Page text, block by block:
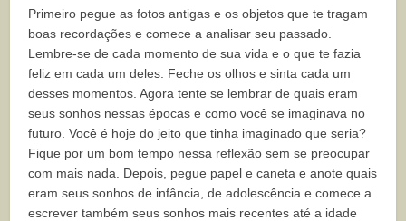
Primeiro pegue as fotos antigas e os objetos que te tragam
boas recordações e comece a analisar seu passado.
Lembre-se de cada momento de sua vida e o que te fazia
feliz em cada um deles. Feche os olhos e sinta cada um
desses momentos. Agora tente se lembrar de quais eram
seus sonhos nessas épocas e como você se imaginava no
futuro. Você é hoje do jeito que tinha imaginado que seria?
Fique por um bom tempo nessa reflexão sem se preocupar
com mais nada. Depois, pegue papel e caneta e anote quais
eram seus sonhos de infância, de adolescência e comece a
escrever também seus sonhos mais recentes até a idade